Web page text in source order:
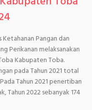
Pangan dan
Perikanan melaksanakan
Kabupaten Toba.
pada Tahun 2021 total
Tahun 2021 penertiban
Tahun 2022 sebanyak 174